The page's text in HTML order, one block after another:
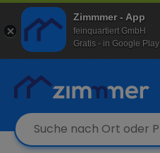
Zimmmer - App
feinquartiert GmbH
Gratis - in Google Play